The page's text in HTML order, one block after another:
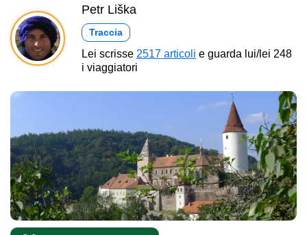
Petr Liška
Traccia
Lei scrisse 2517 articoli e guarda lui/lei 248
i viaggiatori